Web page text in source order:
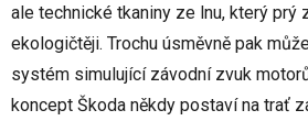
ale technické tkaniny ze lnu, který prý
ekologičtěji. Trochu úsměvně pak
systém simulující závodní zvuk
koncept Škoda někdy postaví na trať